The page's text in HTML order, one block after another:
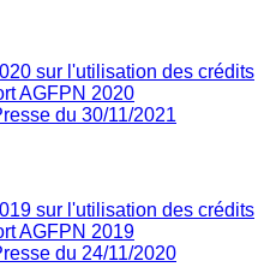
sur l'utilisation des crédits
AGFPN 2020
du 30/11/2021
sur l'utilisation des crédits
AGFPN 2019
du 24/11/2020